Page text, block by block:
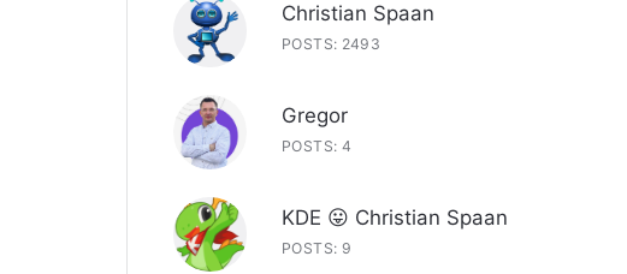
Christian Spaan
POSTS: 2493
Gregor
POSTS: 4
KDE 😛 Christian Spaan
POSTS: 9